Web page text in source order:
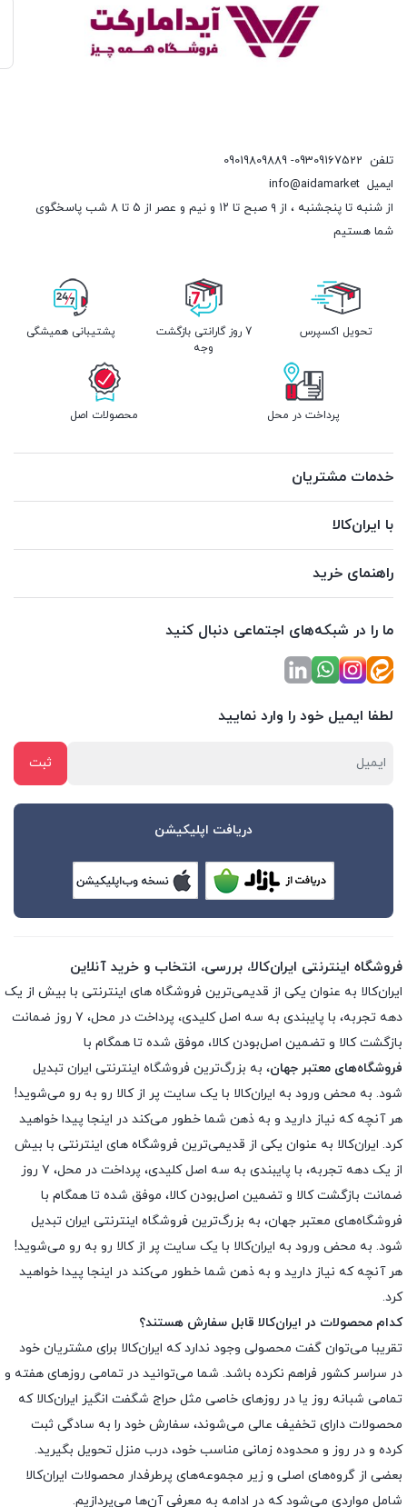
تلفن 09309167522- 09019809889
ایمیل info@aidamarket
از شنبه تا پنجشنبه ، از ۹ صبح تا ۱۲ و نیم و عصر از ۵ تا ۸ شب پاسخگوی
شما هستیم
تحویل اکسپرس
7 روز گارانتی بازگشت
وجه
پشتیبانی همیشگی
پرداخت در محل محصولات اصل
خدمات مشتریان
با ایران‌کالا
راهنمای خرید
ما را در شبکه‌های اجتماعی دنبال کنید
لطفا ایمیل خود را وارد نمایید
دریافت اپلیکیشن
فروشگاه اینترنتی ایران‌کالا، بررسی، انتخاب و خرید آنلاین
ایران‌کالا به عنوان یکی از قدیمی‌ترین فروشگاه های اینترنتی با بیش از یک
دهه تجربه، با پایبندی به سه اصل کلیدی، پرداخت در محل، ۷ روز ضمانت
بازگشت کالا و تضمین اصل‌بودن کالا، موفق شده تا همگام با
فروشگاه‌های معتبر جهان، به بزرگ‌ترین فروشگاه اینترنتی ایران تبدیل
شود. به محض ورود به ایران‌کالا با یک سایت پر از کالا رو به رو می‌شوید!
هر آنچه که نیاز دارید و به ذهن شما خطور می‌کند در اینجا پیدا خواهید
کرد. ایران‌کالا به عنوان یکی از قدیمی‌ترین فروشگاه های اینترنتی با بیش
از یک دهه تجربه، با پایبندی به سه اصل کلیدی، پرداخت در محل، ۷ روز
ضمانت بازگشت کالا و تضمین اصل‌بودن کالا، موفق شده تا همگام با
فروشگاه‌های معتبر جهان، به بزرگ‌ترین فروشگاه اینترنتی ایران تبدیل
شود. به محض ورود به ایران‌کالا با یک سایت پر از کالا رو به رو می‌شوید!
هر آنچه که نیاز دارید و به ذهن شما خطور می‌کند در اینجا پیدا خواهید
کرد.
کدام محصولات در ایران‌کالا قابل سفارش هستند؟
تقریبا می‌توان گفت محصولی وجود ندارد که ایران‌کالا برای مشتریان خود
در سراسر کشور فراهم نکرده باشد. شما می‌توانید در تمامی روزهای هفته و
تمامی شبانه روز یا در روزهای خاصی مثل حراج شگفت انگیز ایران‌کالا که
محصولات دارای تخفیف عالی می‌شوند، سفارش خود را به سادگی ثبت
کرده و در روز و محدوده زمانی مناسب خود، درب منزل تحویل بگیرید.
بعضی از گروه‌های اصلی و زیر مجموعه‌های پرطرفدار محصولات ایران‌کالا
شامل مواردی می‌شود که در ادامه به معرفی آن‌ها می‌پردازیم.